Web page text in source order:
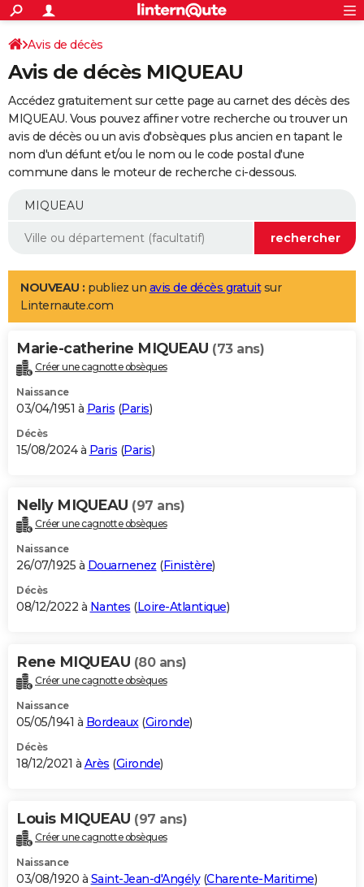
ACTUALITÉS
Politique
Société
Faits Divers
Education
Monde
Villes
+
SPORT
Coupe du monde 2026
Football
Tennis
Cyclisme
Rugby
Forum
Programme TV
TNT
Streaming
Cinéma
Sorties cinéma
Musique
+
FINANCE
Retraite
Epargne
Immobilier
Risques naturels par ville
Banque
Assurance
AUTO
Essais
Réserver un essai
Citadines
Berlines
SUV
Forum auto
+
Mobiles
Meilleur smartphone
Internet
Ordinateurs
Jeux vidéo
Guide high-tech
Aménagement intérieur
LIFESTYLE
Art de vivre
Bien-être
Loisirs
Mode
Modes de vie
Alimentation
Guide de la santé
Maladies
Médicaments
Sommeil
VOYAGE
Destinations
City break
Voyage nature
Voyage de noces
Forum
Climat
+PHOTO
GUIDES D'ACHAT
BONS PLANS
Carte de Noël
Carte Bonne année
Carte Saint-Valentin
Carte Pâques
Carte d'anniversaire
DICTIONNAIRE
Dictionnaire
Biographies
Citations
Expressions
Proverbes
PROGRAMME TV
S'inscrire
Se connecter
Lycées
Collèges
Primaires
Universités
Entreprises
Service militaire
Avis de recherche
AVIS DE DÉCÈS
Bricolage
Lifestyle
Culture
Sport
Auto
Television
Voyage
Cinema
Avis de décès
Avis de décès MIQUEAU
Accédez gratuitement sur cette page au carnet des décès des
MIQUEAU. Vous pouvez affiner votre recherche ou trouver un
avis de décès ou un avis d'obsèques plus ancien en tapant le
nom d'un défunt et/ou le nom ou le code postal d'une
commune dans le moteur de recherche ci-dessous.
NOUVEAU : publiez un avis de décès gratuitsur
Linternaute.com
Marie-catherine MIQUEAU (73 ans)
Créer une cagnotte obsèques
Naissance
03/04/1951 à Paris (Paris)
Décès
15/08/2024 à Paris (Paris)
Nelly MIQUEAU (97 ans)
Créer une cagnotte obsèques
Naissance
26/07/1925 à Douarnenez (Finistère)
Décès
08/12/2022 à Nantes (Loire-Atlantique)
Rene MIQUEAU (80 ans)
Créer une cagnotte obsèques
Naissance
05/05/1941 à Bordeaux(Gironde)
Décès
18/12/2021 à Arès (Gironde)
Louis MIQUEAU (97 ans)
Créer une cagnotte obsèques
Naissance
03/08/1920 à Saint-Jean-d'Angély(Charente-Maritime)